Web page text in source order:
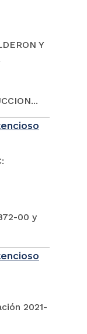
Y
00 y
2021-